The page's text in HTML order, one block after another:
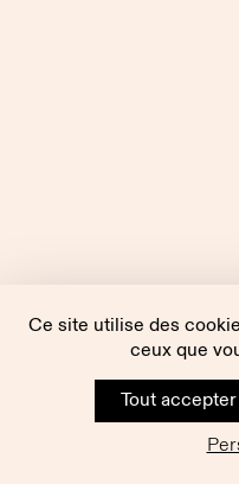
Ce site utilise des
ceux que
Tout accepter